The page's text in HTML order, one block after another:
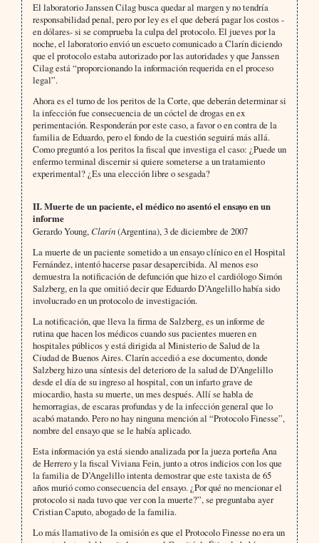
El laboratorio Janssen Cilag busca quedar al margen y no tendría
responsabilidad penal, pero por ley es el que deberá pagar los costos -
en dólares- si se comprueba la culpa del protocolo. El jueves por la
noche, el laboratorio envió un escueto comunicado a Clarín diciendo
que el protocolo estaba autorizado por las autoridades y que Janssen
Cilag está “proporcionando la información requerida en el proceso
legal”.
Ahora es el turno de los peritos de la Corte, que deberán determinar si
la infección fue consecuencia de un cóctel de drogas en ex
perimentación. Responderán por este caso, a favor o en contra de la
familia de Eduardo, pero el fondo de la cuestión seguirá más allá.
Como preguntó a los peritos la fiscal que investiga el caso: ¿Puede un
enfermo terminal discernir si quiere someterse a un tratamiento
experimental? ¿Es una elección libre o sesgada?
II. Muerte de un paciente, el médico no asentó el ensayo en un
informe
Gerardo Young,Clarín(Argentina), 3 de diciembre de 2007
La muerte de un paciente sometido a un ensayo clínico en el Hospital
Fernández, intentó hacerse pasar desapercibida. Al menos eso
demuestra la notificación de defunción que hizo el cardiólogo Simón
Salzberg, en la que omitió decir que Eduardo D’Angelillo había sido
involucrado en un protocolo de investigación.
La notificación, que lleva la firma de Salzberg, es un informe de
rutina que hacen los médicos cuando sus pacientes mueren en
hospitales públicos y está dirigida al Ministerio de Salud de la
Ciudad de Buenos Aires. Clarín accedió a ese documento, donde
Salzberg hizo una síntesis del deterioro de la salud de D’Angelillo
desde el día de su ingreso al hospital, con un infarto grave de
miocardio, hasta su muerte, un mes después. Allí se habla de
hemorragias, de escaras profundas y de la infección general que lo
acabó matando. Pero no hay ninguna mención al “Protocolo Finesse”,
nombre del ensayo que se le había aplicado.
Esta información ya está siendo analizada por la jueza porteña Ana
de Herrero y la fiscal Viviana Fein, junto a otros indicios con los que
la familia de D’Angelillo intenta demostrar que este taxista de 65
años murió como consecuencia del ensayo. ¿Por qué no mencionar el
protocolo si nada tuvo que ver con la muerte?”, se preguntaba ayer
Cristian Caputo, abogado de la familia.
Lo más llamativo de la omisión es que el Protocolo Finesse no era un